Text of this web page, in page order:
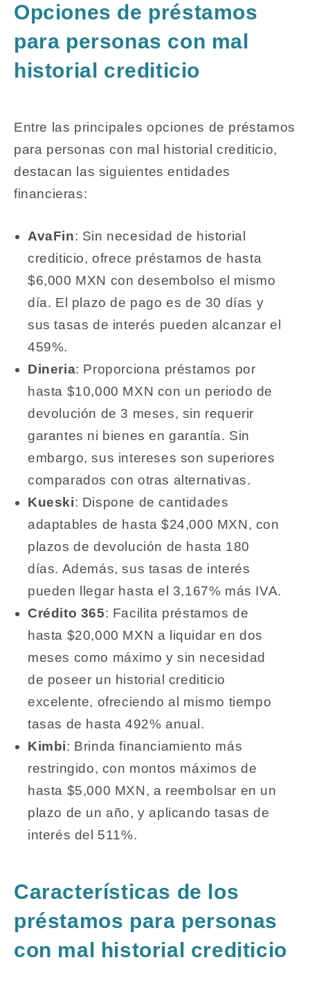
Opciones de préstamos
para personas con mal
historial crediticio
Entre las principales opciones de préstamos
para personas con mal historial crediticio,
destacan las siguientes entidades
financieras:
AvaFin: Sin necesidad de historial
crediticio, ofrece préstamos de hasta
$6,000 MXN con desembolso el mismo
día. El plazo de pago es de 30 días y
sus tasas de interés pueden alcanzar el
459%.
Dineria: Proporciona préstamos por
hasta $10,000 MXN con un periodo de
devolución de 3 meses, sin requerir
garantes ni bienes en garantía. Sin
embargo, sus intereses son superiores
comparados con otras alternativas.
Kueski: Dispone de cantidades
adaptables de hasta $24,000 MXN, con
plazos de devolución de hasta 180
días. Además, sus tasas de interés
pueden llegar hasta el 3,167% más IVA.
Crédito 365: Facilita préstamos de
hasta $20,000 MXN a liquidar en dos
meses como máximo y sin necesidad
de poseer un historial crediticio
excelente, ofreciendo al mismo tiempo
tasas de hasta 492% anual.
Kimbi: Brinda financiamiento más
restringido, con montos máximos de
hasta $5,000 MXN, a reembolsar en un
plazo de un año, y aplicando tasas de
interés del 511%.
Características de los
préstamos para personas
con mal historial crediticio